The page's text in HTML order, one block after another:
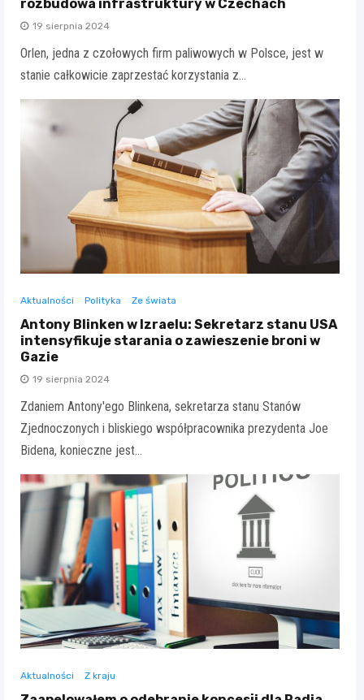
rozbudowa infrastruktury w Czechach
19 sierpnia 2024
Orlen, jedna z czołowych firm paliwowych w Polsce, jest w
stanie całkowicie zaprzestać korzystania z…
Aktualności Polityka Ze świata
Antony Blinken w Izraelu: Sekretarz stanu USA
intensyfikuje starania o zawieszenie broni w
Gazie
19 sierpnia 2024
Zdaniem Antony'ego Blinkena, sekretarza stanu Stanów
Zjednoczonych i bliskiego współpracownika prezydenta Joe
Bidena, konieczne jest…
Aktualności Z kraju